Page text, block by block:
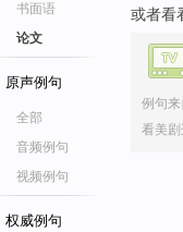
书面语
论文
原声例句
全部
音频例句
视频例句
权威例句
或者看
例句
看美剧